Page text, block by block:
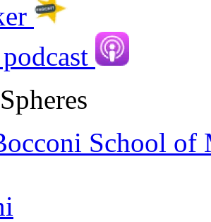
School of